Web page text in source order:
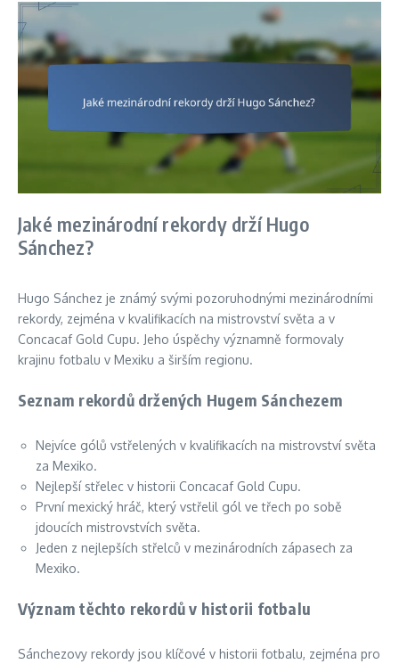
Jaké mezinárodní rekordy drží Hugo
Sánchez?
Hugo Sánchez je známý svými pozoruhodnými mezinárodními
rekordy, zejména v kvalifikacích na mistrovství světa a v
Concacaf Gold Cupu. Jeho úspěchy významně formovaly
krajinu fotbalu v Mexiku a širším regionu.
Seznam rekordů držených Hugem Sánchezem
Nejvíce gólů vstřelených v kvalifikacích na mistrovství světa
za Mexiko.
Nejlepší střelec v historii Concacaf Gold Cupu.
První mexický hráč, který vstřelil gól ve třech po sobě
jdoucích mistrovstvích světa.
Jeden z nejlepších střelců v mezinárodních zápasech za
Mexiko.
Význam těchto rekordů v historii fotbalu
Sánchezovy rekordy jsou klíčové v historii fotbalu, zejména pro